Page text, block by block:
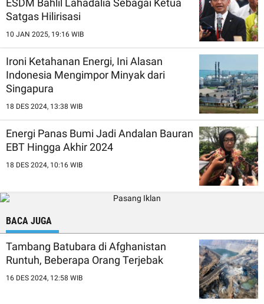
Satgas Hilirisasi
10 JAN 2025, 19:16 WIB
Ironi Ketahanan Energi, Ini Alasan
Indonesia Mengimpor Minyak dari
Singapura
18 DES 2024, 13:38 WIB
Energi Panas Bumi Jadi Andalan Bauran
EBT Hingga Akhir 2024
18 DES 2024, 10:16 WIB
BACA JUGA
Tambang Batubara di Afghanistan
Runtuh, Beberapa Orang Terjebak
16 DES 2024, 12:58 WIB